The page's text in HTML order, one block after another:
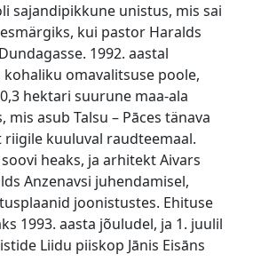
sajandipikkune unistus, mis sai
kui pastor Haralds
1992. aastal
omavalitsuse poole,
hektari suurune maa-ala
asub Talsu – Pāces tänava
kuuluval raudteemaal.
heaks, ja arhitekt Aivars
Anzenavsi juhendamisel,
joonistustes. Ehituse
1993. aasta jõuludel, ja 1. juulil
Liidu piiskop Jānis Eisāns